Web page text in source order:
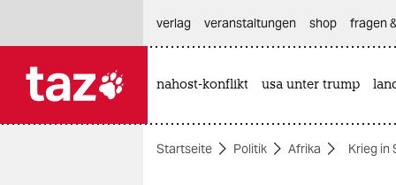
themen
verlag
veranstaltungen shop fragen
nahost-konflikt usa unter trump
Startseite Politik Afrika Krieg in